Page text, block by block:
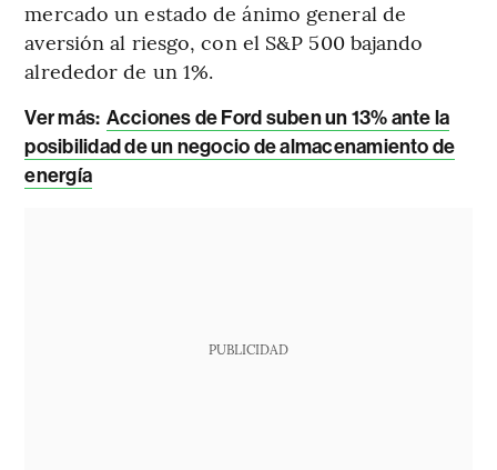
mercado un estado de ánimo general de
aversión al riesgo, con el S&P 500 bajando
alrededor de un 1%.
Ver más: Acciones de Ford suben un 13% ante la
posibilidad de un negocio de almacenamiento de
energía
PUBLICIDAD